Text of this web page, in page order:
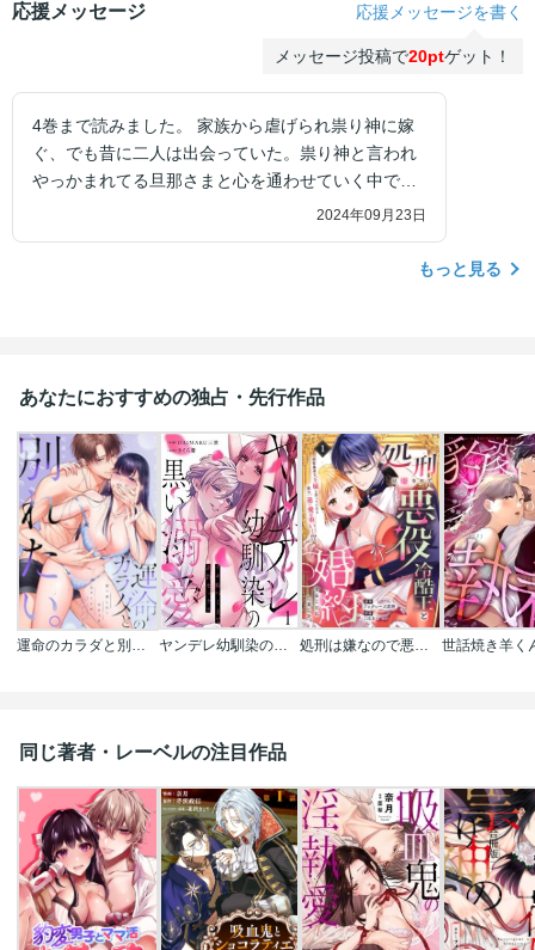
応援メッセージ 応援メッセージを書く
メッセージ投稿で20ptゲット！
4巻まで読みました。 家族から虐げられ祟り神に嫁
ぐ、でも昔に二人は出会っていた。祟り神と言われ
やっかまれてる旦那さまと心を通わせていく中でき
っと2人が幸せになるんだろうなと続きが楽しみで
2024年09月23日
もっと見る
あなたにおすすめの独占・先行作品
運命のカラダと別れたい。～思い出したくなかった、元カレとのズブズブH ヤンデレ幼馴染の黒い溺愛 処刑は嫌なので悪役冷酷王と婚約することにしました｡ ～邪智暴虐な王様と思っていたら実は一途で愛が重い…!?
同じ著者・レーベルの注目作品